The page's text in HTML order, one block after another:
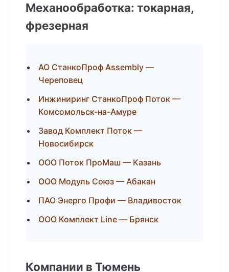
Механообработка: токарная,
фрезерная
АО СтанкоПроф Assembly —
Череповец
Инжиниринг СтанкоПроф Поток —
Комсомольск-на-Амуре
Завод Комплект Поток —
Новосибирск
ООО Поток ПроМаш — Казань
ООО Модуль Союз — Абакан
ПАО Энерго Профи — Владивосток
ООО Комплект Line — Брянск
Компании в Тюмень